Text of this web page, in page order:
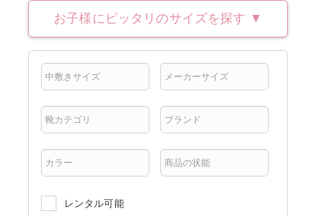
お子様にピッタリのサイズを探す ▼
レンタル可能